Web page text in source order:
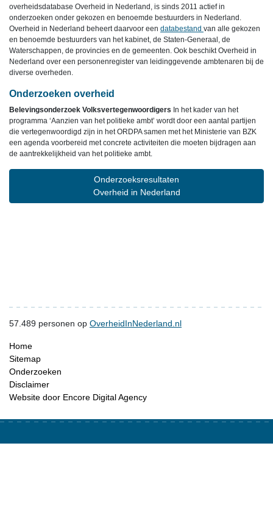
overheidsdatabase Overheid in Nederland, is sinds 2011 actief in
onderzoeken onder gekozen en benoemde bestuurders in Nederland.
Overheid in Nederland beheert daarvoor een databestand van alle gekozen
en benoemde bestuurders van het kabinet, de Staten-Generaal, de
Waterschappen, de provincies en de gemeenten. Ook beschikt Overheid in
Nederland over een personenregister van leidinggevende ambtenaren bij de
diverse overheden.
Onderzoeken overheid
Belevingsonderzoek Volksvertegenwoordigers In het kader van het
programma ‘Aanzien van het politieke ambt’ wordt door een aantal partijen
die vertegenwoordigd zijn in het ORDPA samen met het Ministerie van BZK
een agenda voorbereid met concrete activiteiten die moeten bijdragen aan
de aantrekkelijkheid van het politieke ambt.
Onderzoeksresultaten
Overheid in Nederland
57.489 personen op OverheidInNederland.nl
Home
Sitemap
Onderzoeken
Disclaimer
Website door Encore Digital Agency